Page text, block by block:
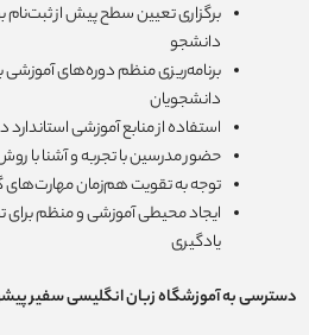
برگزاری تعیین سطح پیش از
دانشجو
برنامه‌ریزی منظم دوره‌های
دانشجویان
استفاده از منابع آموزشی
حضور مدرسین با تجربه و آشنا با
توجه به تقویت هم‌زمان مهارت‌های
ایجاد محیطی آموزشی و منظم برای
یادگیری
دسترسی به آموزشگاه زبان انگلیسی سفیر